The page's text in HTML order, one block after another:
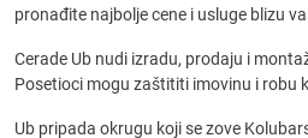
pronađite najbolje cene i usluge blizu
Cerade Ub nudi izradu, prodaju i
Posetioci mogu zaštititi imovinu i robu
Ub pripada okrugu koji se zove